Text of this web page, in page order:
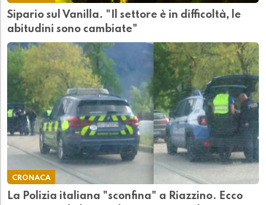
Sipario sul Vanilla. "Il settore è in difficoltà, le
abitudini sono cambiate"
CRONACA
La Polizia italiana "sconfina" a Riazzino. Ecco